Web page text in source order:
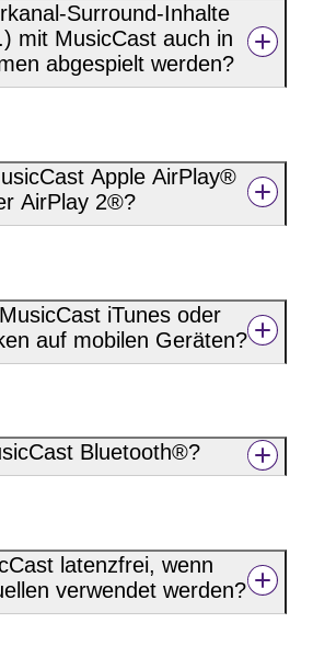
Surround-Inhalte
mit MusicCast auch in
abgespielt werden?
Apple AirPlay®
AirPlay 2®?
iTunes oder
auf mobilen Geräten?
Bluetooth®?
latenzfrei, wenn
verwendet werden?